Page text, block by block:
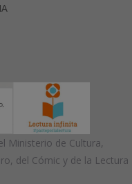
Ministerio de Cultura,
del Cómic y de la Lectura